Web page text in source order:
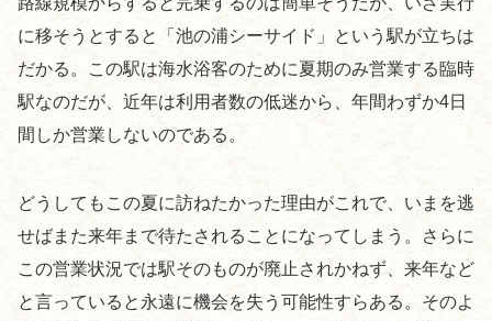
に移そうとすると「池の浦シーサイド」という駅が立ちは
だかる。この駅は海水浴客のために夏期のみ営業する臨時
駅なのだが、近年は利用者数の低迷から、年間わずか4日
間しか営業しないのである。
どうしてもこの夏に訪ねたかった理由がこれで、いまを逃
せばまた来年まで待たされることになってしまう。さらに
この営業状況では駅そのものが廃止されかねず、来年など
と言っていると永遠に機会を失う可能性すらある。そのよ